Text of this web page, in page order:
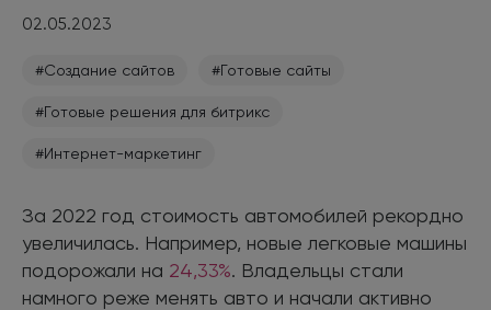
02.05.2023
#Создание сайтов #Готовые сайты
#Готовые решения для битрикс
#Интернет-маркетинг
За 2022 год стоимость автомобилей рекордно
увеличилась. Например, новые легковые машины
подорожали на 24,33%. Владельцы стали
намного реже менять авто и начали активно